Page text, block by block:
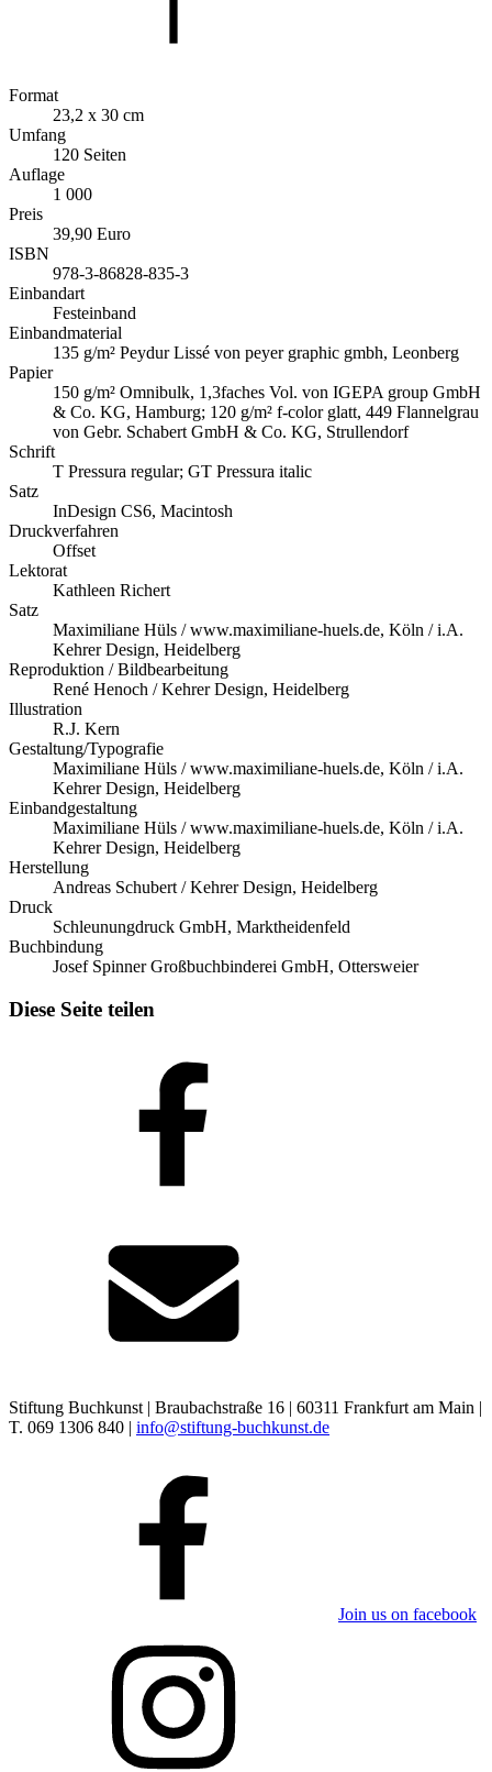
Format
23,2 x 30 cm
Umfang
120 Seiten
Auflage
1 000
Preis
39,90 Euro
ISBN
978-3-86828-835-3
Einbandart
Festeinband
Einbandmaterial
135 g/m² Peydur Lissé von peyer graphic gmbh, Leonberg
Papier
150 g/m² Omnibulk, 1,3faches Vol. von IGEPA group GmbH
& Co. KG, Hamburg; 120 g/m² f-color glatt, 449 Flannelgrau
von Gebr. Schabert GmbH & Co. KG, Strullendorf
Schrift
T Pressura regular; GT Pressura italic
Satz
InDesign CS6, Macintosh
Druckverfahren
Offset
Lektorat
Kathleen Richert
Satz
Maximiliane Hüls / www.maximiliane-huels.de, Köln / i.A.
Kehrer Design, Heidelberg
Reproduktion / Bildbearbeitung
René Henoch / Kehrer Design, Heidelberg
Illustration
R.J. Kern
Gestaltung/Typografie
Maximiliane Hüls / www.maximiliane-huels.de, Köln / i.A.
Kehrer Design, Heidelberg
Einbandgestaltung
Maximiliane Hüls / www.maximiliane-huels.de, Köln / i.A.
Kehrer Design, Heidelberg
Herstellung
Andreas Schubert / Kehrer Design, Heidelberg
Druck
Schleunungdruck GmbH, Marktheidenfeld
Buchbindung
Josef Spinner Großbuchbinderei GmbH, Ottersweier
Diese Seite teilen
Stiftung Buchkunst | Braubachstraße 16 | 60311 Frankfurt am Main |
T. 069 1306 840 | info@stiftung-buchkunst.de
Join us on facebook